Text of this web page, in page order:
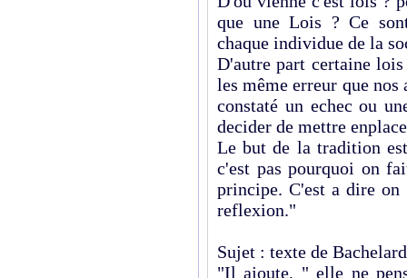
que une Lois ? Ce
chaque individue de la
D'autre part certaine
les même erreur que
constaté un echec ou
decider de mettre
Le but de la tradition
c'est pas pourquoi on
principe. C'est a dire on
reflexion."
Sujet : texte de Bachelard
"Il ajoute, " elle ne